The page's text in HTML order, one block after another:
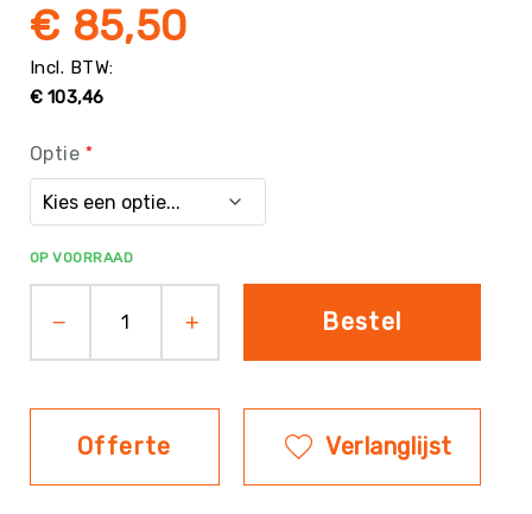
Cornhole
Cricket
Darts
Floorball
Golf
Handbal
€ 103,46
€ 85,50
Optie
OP VOORRAAD
Bestel
Offerte Verlanglijst